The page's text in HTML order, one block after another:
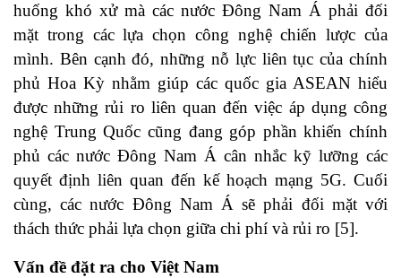
huống khó xử mà các nước Đông Nam Á phải đối
mặt trong các lựa chọn công nghệ chiến lược của
mình. Bên cạnh đó, những nỗ lực liên tục của chính
phủ Hoa Kỳ nhằm giúp các quốc gia ASEAN hiểu
được những rủi ro liên quan đến việc áp dụng công
nghệ Trung Quốc cũng đang góp phần khiến chính
phủ các nước Đông Nam Á cân nhắc kỹ lưỡng các
quyết định liên quan đến kế hoạch mạng 5G. Cuối
cùng, các nước Đông Nam Á sẽ phải đối mặt với
thách thức phải lựa chọn giữa chi phí và rủi ro [5].
Vấn đề đặt ra cho Việt Nam